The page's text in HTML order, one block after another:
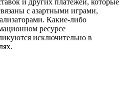
с азартными играми,
Какие-либо
ресурсе
исключительно в